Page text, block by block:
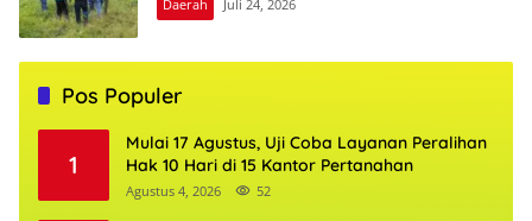
Daerah Juli 24, 2026
Pos Populer
1
Mulai 17 Agustus, Uji Coba Layanan Peralihan
Hak 10 Hari di 15 Kantor Pertanahan
Agustus 4, 2026 52